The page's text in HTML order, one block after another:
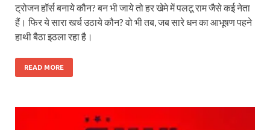
ट्रोजन हॉर्स बनाये कौन? बन भी जाये तो हर खेमे में पलटू राम जैसे कई नेता
हैं। फिर ये सारा खर्च उठाये कौन? वो भी तब, जब सारे धन का आभूषण पहने
हाथी बैठा इठला रहा है।
READ MORE